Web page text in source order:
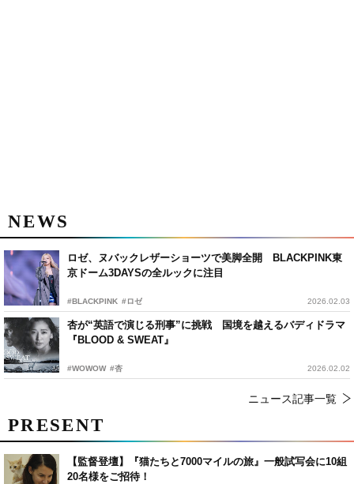
NEWS
ロゼ、ヌバックレザーショーツで美脚全開 BLACKPINK東
京ドーム3DAYSの全ルックに注目
#BLACKPINK #ロゼ 2026.02.03
杏が“英語で演じる刑事”に挑戦 国境を越えるバディドラマ
『BLOOD & SWEAT』
#WOWOW #杏 2026.02.02
ニュース記事一覧
PRESENT
【監督登壇】『猫たちと7000マイルの旅』一般試写会に10組
20名様をご招待！